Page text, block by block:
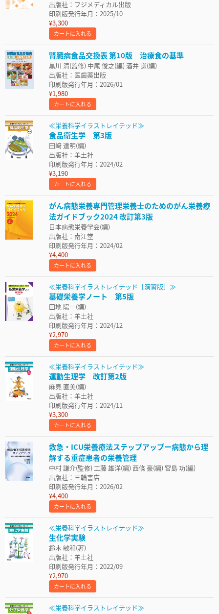
出版社：フジメディカル出版
印刷版発行年月：2025/10
¥3,300
カートに入れる
腎臓病食品交換表 第10版 治療食の基準
黒川 清(監修) 中尾 俊之(編) 酒井 謙(編)
出版社：医歯薬出版
印刷版発行年月：2026/01
¥1,980
カートに入れる
≪栄養科学イラストレイテッド≫
食品衛生学 第3版
田﨑 達明(編)
出版社：羊土社
印刷版発行年月：2024/02
¥3,190
カートに入れる
がん病態栄養専門管理栄養士のためのがん栄養療
法ガイドブック2024 改訂第3版
日本病態栄養学会(編)
出版社：南江堂
印刷版発行年月：2024/02
¥4,400
カートに入れる
≪栄養科学イラストレイテッド［演習版］≫
基礎栄養学ノート 第5版
田地 陽一(編)
出版社：羊土社
印刷版発行年月：2024/12
¥2,970
カートに入れる
≪栄養科学イラストレイテッド≫
運動生理学 改訂第2版
麻見 直美(編)
出版社：羊土社
印刷版発行年月：2024/11
¥3,300
カートに入れる
救急・ICU栄養療法ステップアップー病態から理
解する重症患者の栄養管理
中村 謙介(監修) 工藤 雄洋(編) 西條 豪(編) 宮島 功(編)
出版社：三輪書店
印刷版発行年月：2026/02
¥4,400
カートに入れる
≪栄養科学イラストレイテッド≫
生化学実験
鈴木 敏和(著)
出版社：羊土社
印刷版発行年月：2022/09
¥2,970
カートに入れる
≪栄養科学イラストレイテッド≫